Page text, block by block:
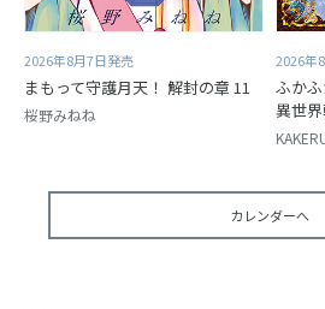
2026年8月7日発売
まもって守護月天！ 解封の章 11
桜野みねね
2026年
ふか
異世
カレンダーへ